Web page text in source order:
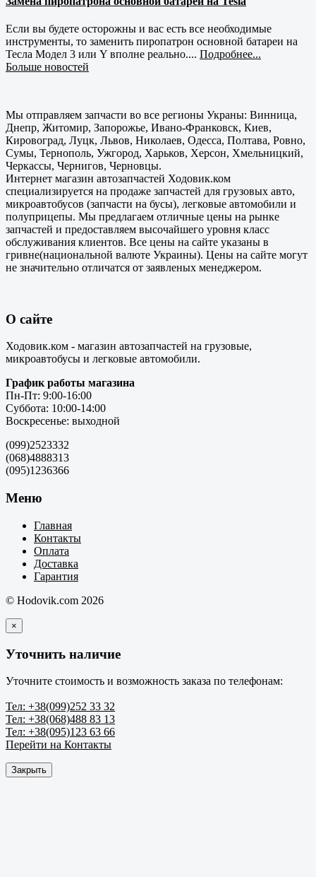
Если вы будете осторожны и вас есть все необходимые
инструменты, то заменить пиропатрон основной батареи на
Тесла Модел 3 или Y вполне реально.... Подробнее...
Больше новостей
Мы отправляем запчасти во все регионы Украны: Винница,
Днепр, Житомир, Запорожье, Ивано-Франковск, Киев,
Кировоград, Луцк, Львов, Николаев, Одесса, Полтава, Ровно,
Сумы, Тернополь, Ужгород, Харьков, Херсон, Хмельницкий,
Черкассы, Чернигов, Черновцы.
Интернет магазин автозапчастей Ходовик.ком
специализируется на продаже запчастей для грузовых авто,
микроавтобусов (запчасти на бусы), легковые автомобили и
полуприцепы. Мы предлагаем отличные цены на рынке
запчастей и предоставляем высочайшего уровня класс
обслуживания клиентов. Все цены на сайте указаны в
гривне(национальной валюте Украины). Цены на сайте могут
не значительно отличатся от заявленых менеджером.
О сайте
Ходовик.ком - магазин автозапчастей на грузовые,
микроавтобусы и легковые автомобили.
График работы магазина
Пн-Пт: 9:00-16:00
Суббота: 10:00-14:00
Воскресенье: выходной
(099)2523332
(068)4888313
(095)1236366
Меню
Главная
Контакты
Оплата
Доставка
Гарантия
© Hodovik.com 2026
×
Уточнить наличие
Уточните стоимость и возможность заказа по телефонам:
Тел: +38(099)252 33 32
Тел: +38(068)488 83 13
Тел: +38(095)123 63 66
Перейти на Контакты
Закрыть